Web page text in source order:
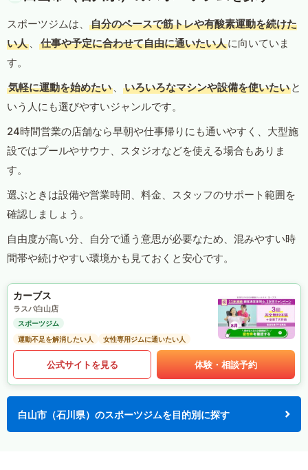
スポーツジムは、
自分のペースで筋トレや有酸素運動を続けた
い人 、 仕事や予定に合わせて自由に通いたい人に向いていま
す。
気軽に運動を始めたい 、 いろいろなマシンや設備を使いたい と
いう人にも選びやすいジャンルです。
24時間営業の店舗なら早朝や仕事帰りにも通いやすく、大型施
設ではプールやサウナ、スタジオなどを使える場合もありま
す。
選ぶときは設備や営業時間、料金、スタッフのサポート範囲を
確認しましょう。
自由度が高い分、自分で通う意思が必要なため、混みやすい時
間帯や続けやすい環境かも見ておくと安心です。
カーブス
ラスパ白山店
スポーツジム
運動不足を解消したい人
女性専用ジムに通いたい人
公式サイトを見る 体験・相談予約
白山市（石川県）のスポーツジムを目的別に探す